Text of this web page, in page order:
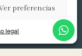
preferencias
legal